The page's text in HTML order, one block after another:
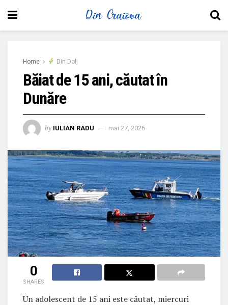
Home Din Dolj
Băiat de 15 ani, căutat în
Dunăre
by IULIAN RADU mai 27, 2026
0
SHARES
Un adolescent de 15 ani este căutat, miercuri